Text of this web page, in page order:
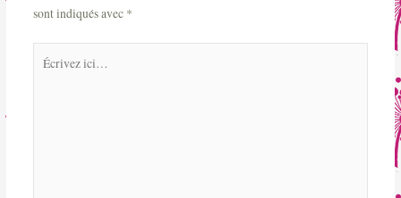
sont indiqués avec *